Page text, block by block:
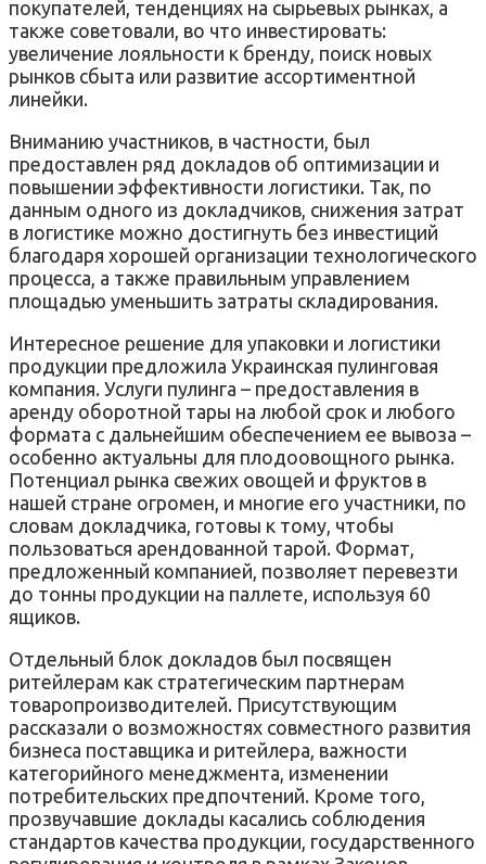
покупателей, тенденциях на сырьевых рынках, а
также советовали, во что инвестировать:
увеличение лояльности к бренду, поиск новых
рынков сбыта или развитие ассортиментной
линейки.
Вниманию участников, в частности, был
предоставлен ряд докладов об оптимизации и
повышении эффективности логистики. Так, по
данным одного из докладчиков, снижения затрат
в логистике можно достигнуть без инвестиций
благодаря хорошей организации технологического
процесса, а также правильным управлением
площадью уменьшить затраты складирования.
Интересное решение для упаковки и логистики
продукции предложила Украинская пулинговая
компания. Услуги пулинга – предоставления в
аренду оборотной тары на любой срок и любого
формата с дальнейшим обеспечением ее вывоза –
особенно актуальны для плодоовощного рынка.
Потенциал рынка свежих овощей и фруктов в
нашей стране огромен, и многие его участники, по
словам докладчика, готовы к тому, чтобы
пользоваться арендованной тарой. Формат,
предложенный компанией, позволяет перевезти
до тонны продукции на паллете, используя 60
ящиков.
Отдельный блок докладов был посвящен
ритейлерам как стратегическим партнерам
товаропроизводителей. Присутствующим
рассказали о возможностях совместного развития
бизнеса поставщика и ритейлера, важности
категорийного менеджмента, изменении
потребительских предпочтений. Кроме того,
прозвучавшие доклады касались соблюдения
стандартов качества продукции, государственного